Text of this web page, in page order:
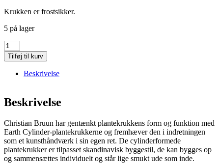
Krukken er frostsikker.
5 på lager
Earth
Cylinder
Ø55
–
sort
Tilføj til kurv
Beskrivelse
Beskrivelse
Christian Bruun har gentænkt plantekrukkens form og funktion med
Earth Cylinder-plantekrukkerne og fremhæver den i indretningen
som et kunsthåndværk i sin egen ret. De cylinderformede
plantekrukker er tilpasset skandinavisk byggestil, de kan bygges op
og sammensættes individuelt og står lige smukt ude som inde.